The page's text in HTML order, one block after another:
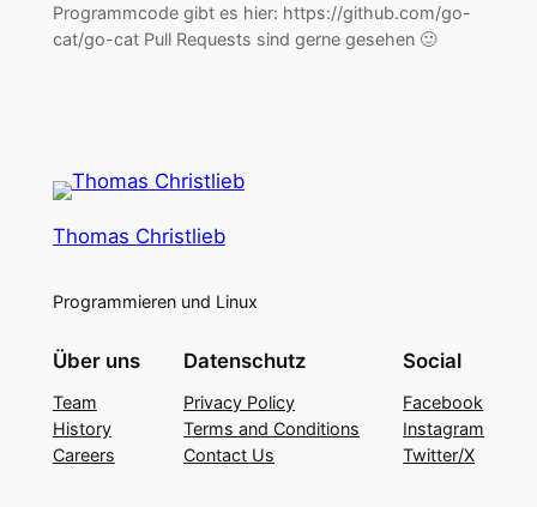
Programmcode gibt es hier: https://github.com/go-
cat/go-cat Pull Requests sind gerne gesehen 🙂
Thomas Christlieb
Programmieren und Linux
Über uns
Team
History
Careers
Datenschutz
Privacy Policy
Terms and Conditions
Contact Us
Social
Facebook
Instagram
Twitter/X